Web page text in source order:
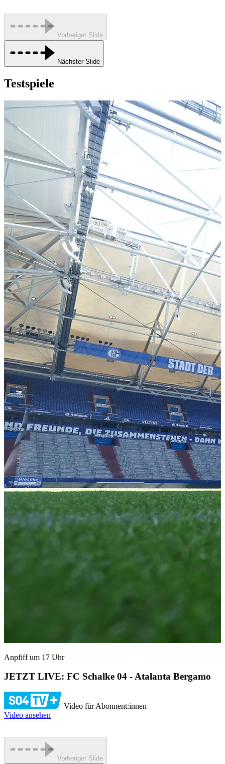
Vorheriger Slide
Nächster Slide
Testspiele
Anpfiff um 17 Uhr
JETZT LIVE: FC Schalke 04 - Atalanta Bergamo
Video für Abonnent:innen
Video ansehen
Vorheriger Slide